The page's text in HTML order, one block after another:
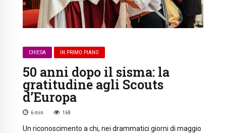
CHIESA IN PRIMO PIANO
50 anni dopo il sisma: la
gratitudine agli Scouts
d’Europa
6 min 168
Un riconoscimento a chi, nei drammatici giorni di maggio